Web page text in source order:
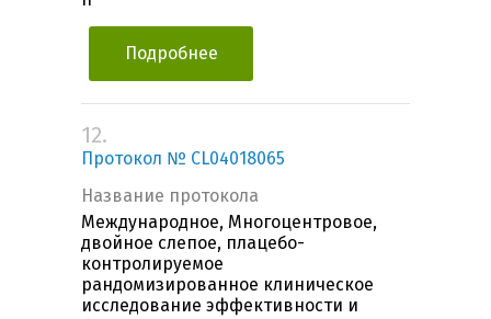
Подробнее
12.
Протокол № СL04018065
Название протокола
Международное, Многоцентровое,
двойное слепое, плацебо-
контролируемое
рандомизированное клиническое
исследование эффективности и